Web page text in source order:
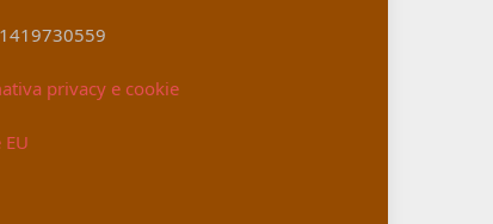
privacy e cookie